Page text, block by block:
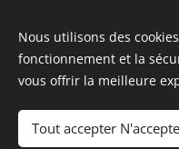
© photostylist.it-
Nous utilisons des
fonctionnement et la
vous offrir la meilleure
Tout accepter